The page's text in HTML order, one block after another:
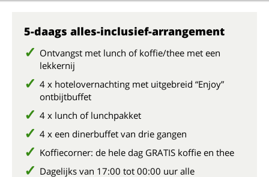
5-daags alles-inclusief-arrangement
Ontvangst met lunch of koffie/thee met een
lekkernij
4 x hotelovernachting met uitgebreid “Enjoy”
ontbijtbuffet
4 x lunch of lunchpakket
4 x een dinerbuffet van drie gangen
Koffiecorner: de hele dag GRATIS koffie en thee
Dagelijks van 17:00 tot 00:00 uur alle